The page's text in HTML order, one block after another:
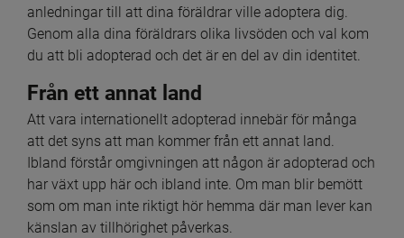
anledningar till att dina föräldrar ville adoptera dig.
Genom alla dina föräldrars olika livsöden och val kom
du att bli adopterad och det är en del av din identitet.
Från ett annat land
Att vara internationellt adopterad innebär för många
att det syns att man kommer från ett annat land.
Ibland förstår omgivningen att någon är adopterad och
har växt upp här och ibland inte. Om man blir bemött
som om man inte riktigt hör hemma där man lever kan
känslan av tillhörighet påverkas.